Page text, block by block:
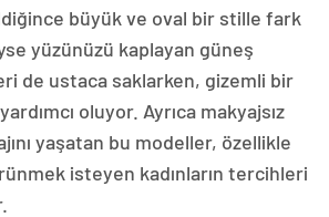
büyük ve oval bir stille fark
yüzünüzü kaplayan güneş
de ustaca saklarken, gizemli bir
oluyor. Ayrıca makyajsız
yaşatan bu modeller, özellikle
isteyen kadınların tercihleri